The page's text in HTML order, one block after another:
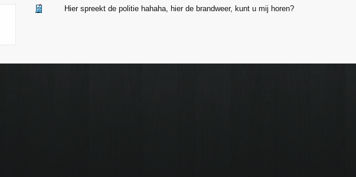
Hier spreekt de politie hahaha, hier de brandweer, kunt u mij horen?